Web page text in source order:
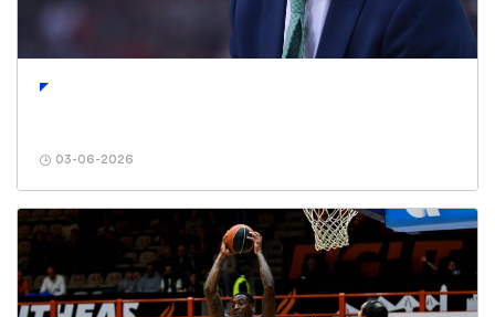
03-06-2026